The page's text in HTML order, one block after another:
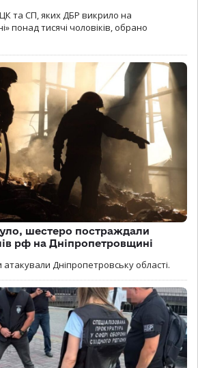
та СП, яких ДБР викрило на
понад тисячі чоловіків, обрано
шестеро постраждали
рф на Дніпропетровщині
атакували Дніпропетровську області.